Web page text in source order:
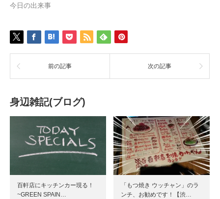
す)
今日の出来事
前の記事 次の記事
身辺雑記(ブログ)
百軒店にキッチンカー現る！
~GREEN SPAIN…
「もつ焼き ウッチャン」のラ
ンチ、お勧めです！【渋…